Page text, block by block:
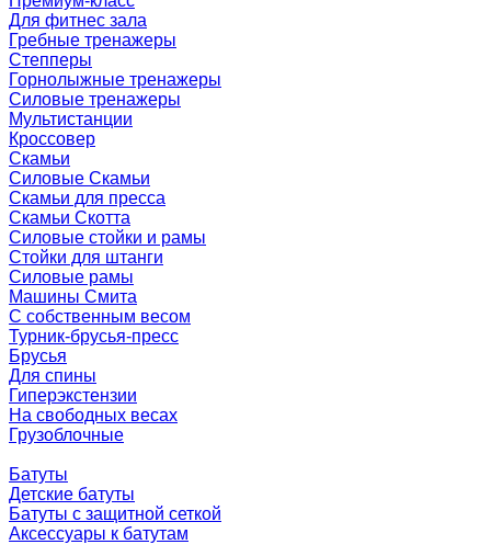
Для фитнес зала
Гребные тренажеры
Степперы
Горнолыжные тренажеры
Силовые тренажеры
Мультистанции
Кроссовер
Скамьи
Силовые Скамьи
Скамьи для пресса
Скамьи Скотта
Силовые стойки и рамы
Стойки для штанги
Силовые рамы
Машины Смита
C собственным весом
Турник-брусья-пресс
Брусья
Для спины
Гиперэкстензии
На свободных весах
Грузоблочные
Батуты
Детские батуты
Батуты с защитной сеткой
Аксессуары к батутам